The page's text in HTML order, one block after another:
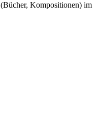
Kompositionen) im